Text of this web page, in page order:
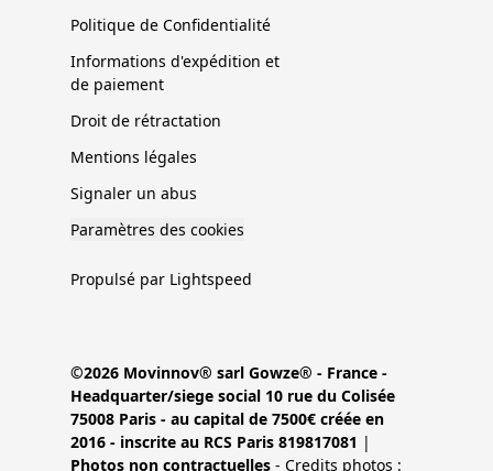
Politique de Confidentialité
Informations d'expédition et
de paiement
Droit de rétractation
Mentions légales
Signaler un abus
Paramètres des cookies
Propulsé par Lightspeed
©2026 Movinnov® sarl Gowze® - France -
Headquarter/siege social 10 rue du Colisée
75008 Paris - au capital de 7500€ créée en
2016 - inscrite au RCS Paris 819817081 |
Photos non contractuelles - Credits photos :